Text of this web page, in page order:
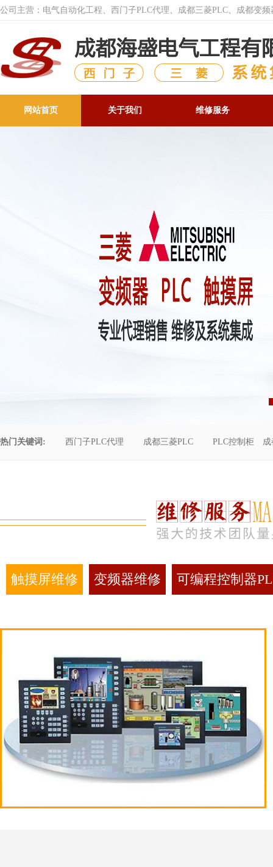
公司主营：电气自动化工程、西门子PLC代理、成都三菱PLC、成都变
网站首页 关于我们 维修服务
热门关键词: 西门子PLC代理 成都三菱PLC PLC控制柜
触摸屏维修 变频器维修 可编程控制器